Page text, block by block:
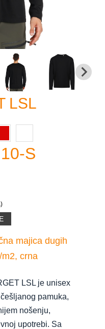
LSL
S
majica dugih
crna
LSL je unisex
pamuka,
nošenju,
upotrebi. Sa